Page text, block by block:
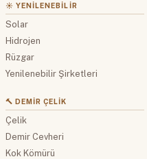
☀️ YENILENEBILIR
Solar
Hidrojen
Rüzgar
Yenilenebilir Şirketleri
🔨 DEMIR ÇELIK
Çelik
Demir Cevheri
Kok Kömürü